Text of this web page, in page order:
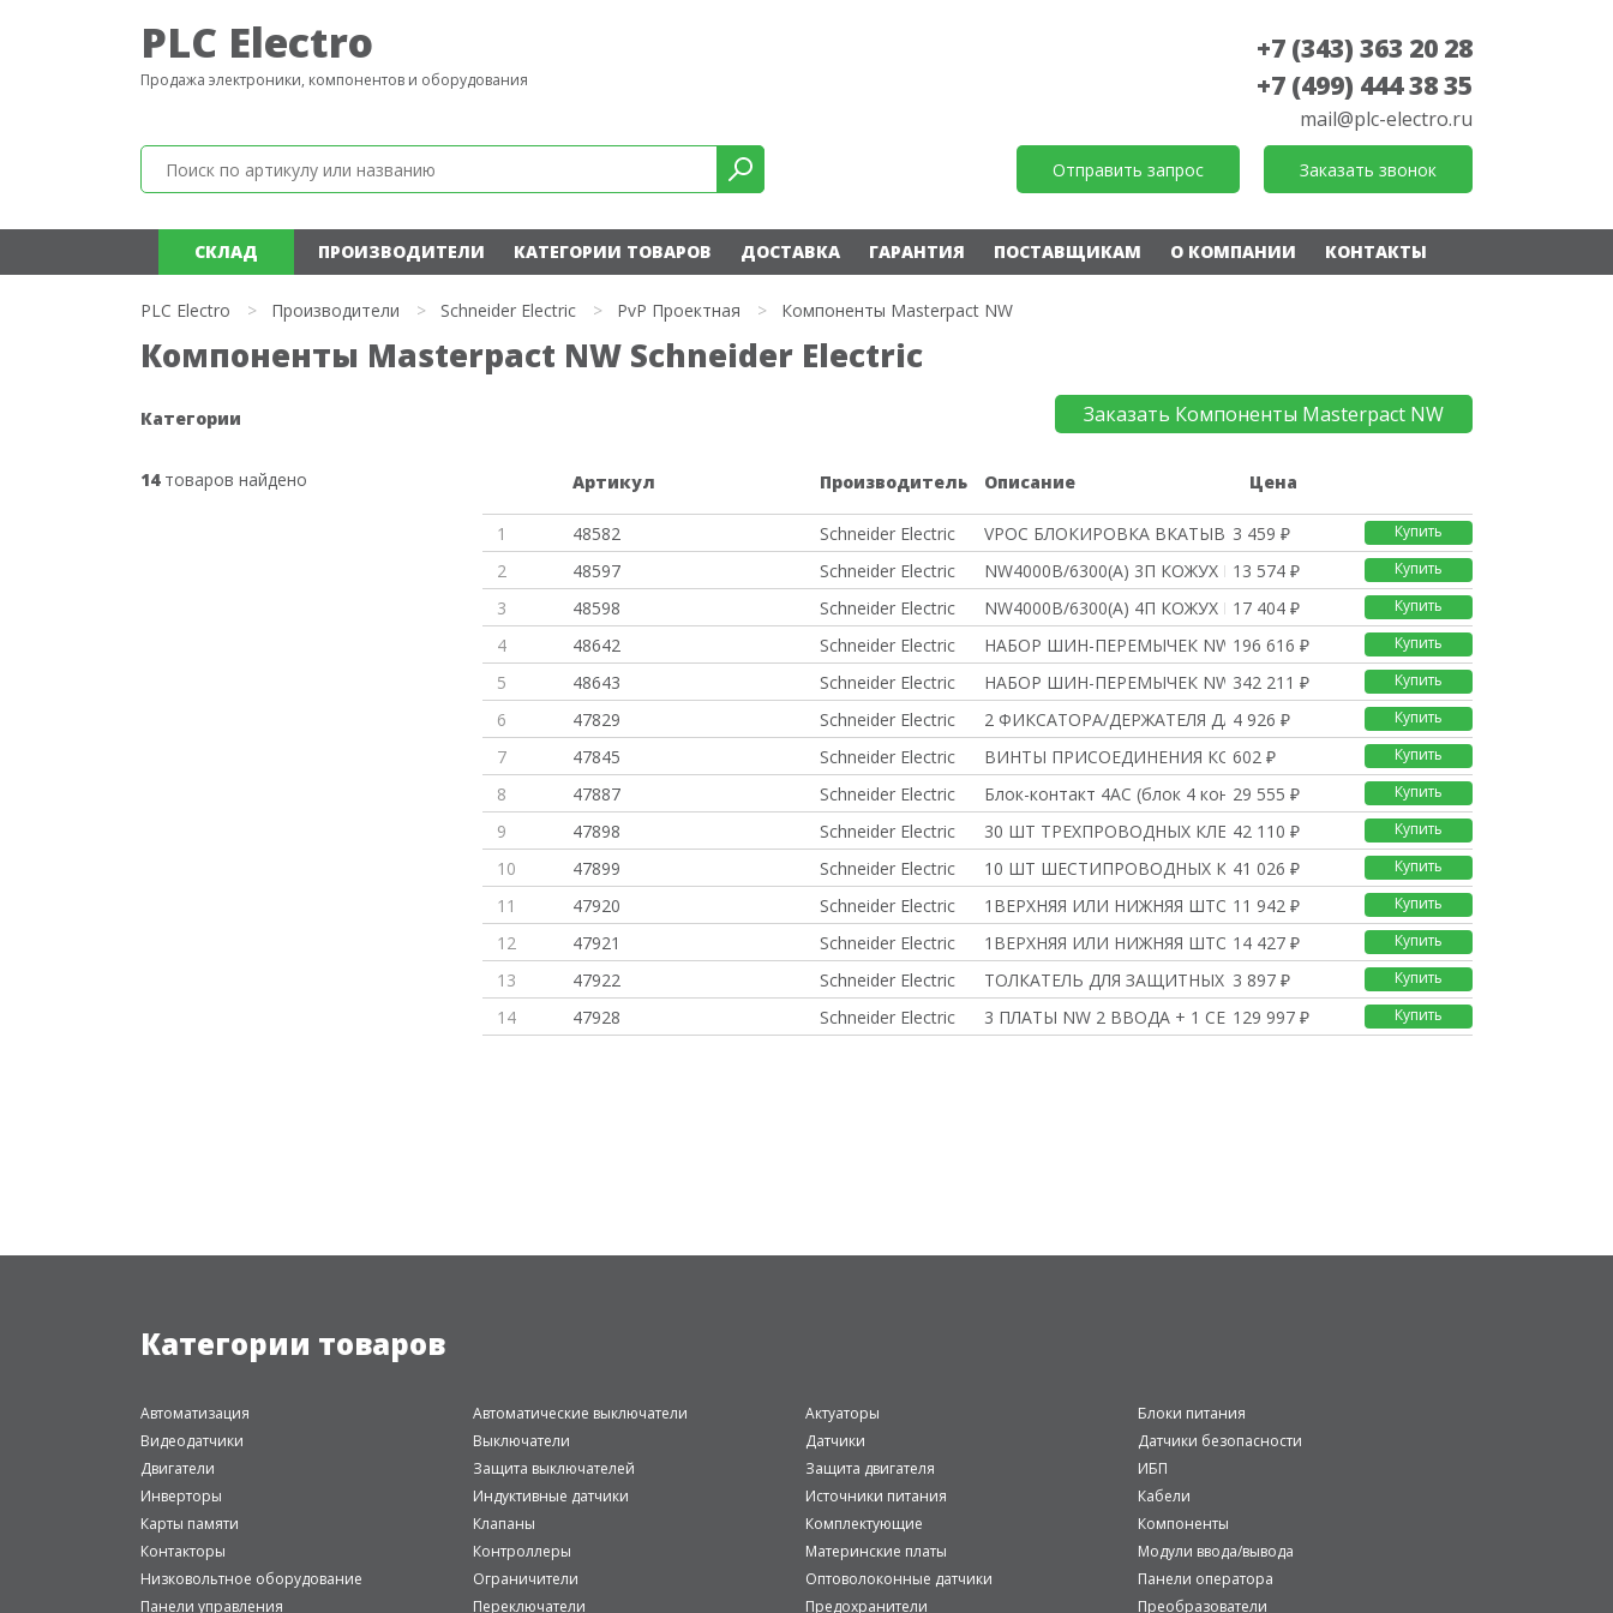
PLC Electro
Продажа электроники, компонентов и оборудования
+7 (343) 363 20 28
+7 (499) 444 38 35
mail@plc-electro.ru
Отправить запрос Заказать звонок
СКЛАД ПРОИЗВОДИТЕЛИ КАТЕГОРИИ ТОВАРОВ ДОСТАВКА ГАРАНТИЯ ПОСТАВЩИКАМ О КОМПАНИИ КОНТАКТЫ
PLC Electro > Производители > Schneider Electric > PvP Проектная > Компоненты Masterpact NW
Компоненты Masterpact NW Schneider Electric
Категории
14товаров найдено
Заказать Компоненты Masterpact NW
Артикул Производитель Описание Цена
1 48582 Schneider Electric VPOC БЛОКИРОВКА ВКАТЫВАНИЯ ПРИ
3 459 ₽ Купить
2 48597 Schneider Electric NW4000B/6300(A) 3П КОЖУХ НА КЛ
13 574 ₽ Купить
3 48598 Schneider Electric NW4000B/6300(A) 4П КОЖУХ НА КЛ
17 404 ₽ Купить
4 48642 Schneider Electric НАБОР ШИН-ПЕРЕМЫЧЕК NWDC 10/20
196 616 ₽ Купить
5 48643 Schneider Electric НАБОР ШИН-ПЕРЕМЫЧЕК NWDC 40
342 211 ₽ Купить
6 47829 Schneider Electric 2 ФИКСАТОРА/ДЕРЖАТЕЛЯ ДЛЯ NW
4 926 ₽ Купить
7 47845 Schneider Electric ВИНТЫ ПРИСОЕДИНЕНИЯ КОНТАКТОВ
602 ₽ Купить
8 47887 Schneider Electric Блок-контакт 4АС (блок 4 конта29 555 ₽ Купить
9 47898 Schneider Electric 30 ШТ ТРЕХПРОВОДНЫХ КЛЕММ ШАСС
42 110 ₽ Купить
10 47899 Schneider Electric 10 ШТ ШЕСТИПРОВОДНЫХ КЛЕММ ШАС
41 026 ₽ Купить
11 47920 Schneider Electric 1ВЕРХНЯЯ ИЛИ НИЖНЯЯ ШТОРКА ШАС
11 942 ₽ Купить
12 47921 Schneider Electric 1ВЕРХНЯЯ ИЛИ НИЖНЯЯ ШТОРКА ШАС
14 427 ₽ Купить
13 47922 Schneider Electric ТОЛКАТЕЛЬ ДЛЯ ЗАЩИТНЫХ ШТОРОК
3 897 ₽ Купить
14 47928 Schneider Electric 3 ПЛАТЫ NW 2 ВВОДА + 1 СЕКЦИОН
129 997 ₽ Купить
Категории товаров
Автоматизация Автоматические выключатели Актуаторы
Блоки питания
Видеодатчики
Выключатели Датчики
Датчики безопасности
Двигатели
Защита выключателей Защита двигателя
ИБП
Инверторы
Индуктивные датчики Источники питания
Кабели
Карты памяти
Клапаны Комплектующие
Компоненты
Контакторы
Контроллеры Материнские платы
Модули ввода/вывода
Низковольтное оборудование
Ограничители Оптоволоконные датчики
Панели оператора
Панели управления
Переключатели Предохранители Преобразователи